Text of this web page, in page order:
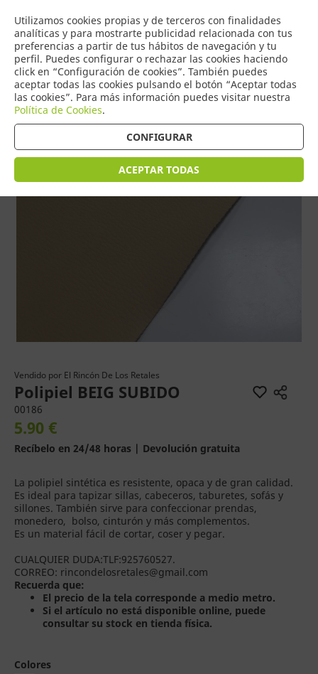
Utilizamos cookies propias y de terceros con finalidades
analíticas y para mostrarte publicidad relacionada con tus
preferencias a partir de tus hábitos de navegación y tu
perfil. Puedes configurar o rechazar las cookies haciendo
click en “Configuración de cookies”. También puedes
aceptar todas las cookies pulsando el botón “Aceptar todas
las cookies”. Para más información puedes visitar nuestra
Política de Cookies.
CONFIGURAR
ACEPTAR TODAS
0
COMERCIO
DE TORRIJOS
Tienda > HOGAR > POLIPIEL
Vendido por El Rincón De Los Retales
Polipiel BEIG SUBIDO
00186
5.90 €
Recíbelo en 24/48 horas | Devolución gratuita
La polipiel sintética es resistente, opaca y de gran calidad.
Es ideal para tapizar sillas, cabeceros, taburetes, sofás y
sillones. También sirve para confeccionar prendas,
monedero, bolso, cinturón y más complementos.
Es un material fácil de cortar, coser y pegar.
CUALQUIER DUDA:TLF:925760527.
CORREO: rincondelosretales@gmail.com
Recuerda que:
El precio de la tela corresponde a medio metro.
Si el artículo no está disponible online, puede
consultar su stock en tienda física.
Colores